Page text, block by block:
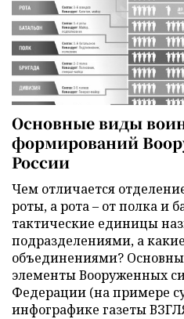
Основные виды
формирований
России
Чем отличается
роты, а рота – от полка и
тактические единицы
подразделениями, а
объединениями?
элементы Вооруженных
Федерации (на примере
инфографике газеты